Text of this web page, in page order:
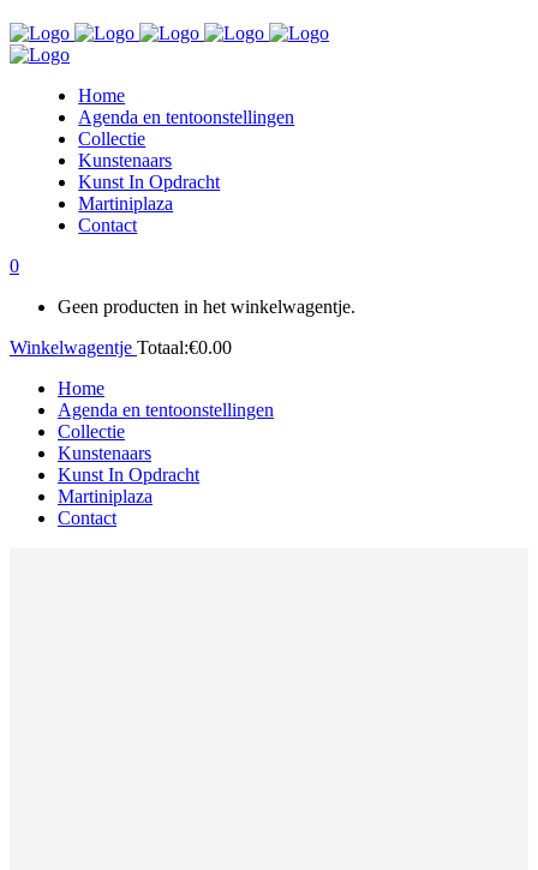
Home
Agenda en tentoonstellingen
Collectie
Kunstenaars
Kunst In Opdracht
Martiniplaza
Contact
0
Geen producten in het winkelwagentje.
Winkelwagentje Totaal:€0.00
Home
Agenda en tentoonstellingen
Collectie
Kunstenaars
Kunst In Opdracht
Martiniplaza
Contact